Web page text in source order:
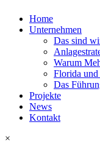
Home
Unternehmen
Das sind
Warum
Florida
Das
Projekte
News
Kontakt
×